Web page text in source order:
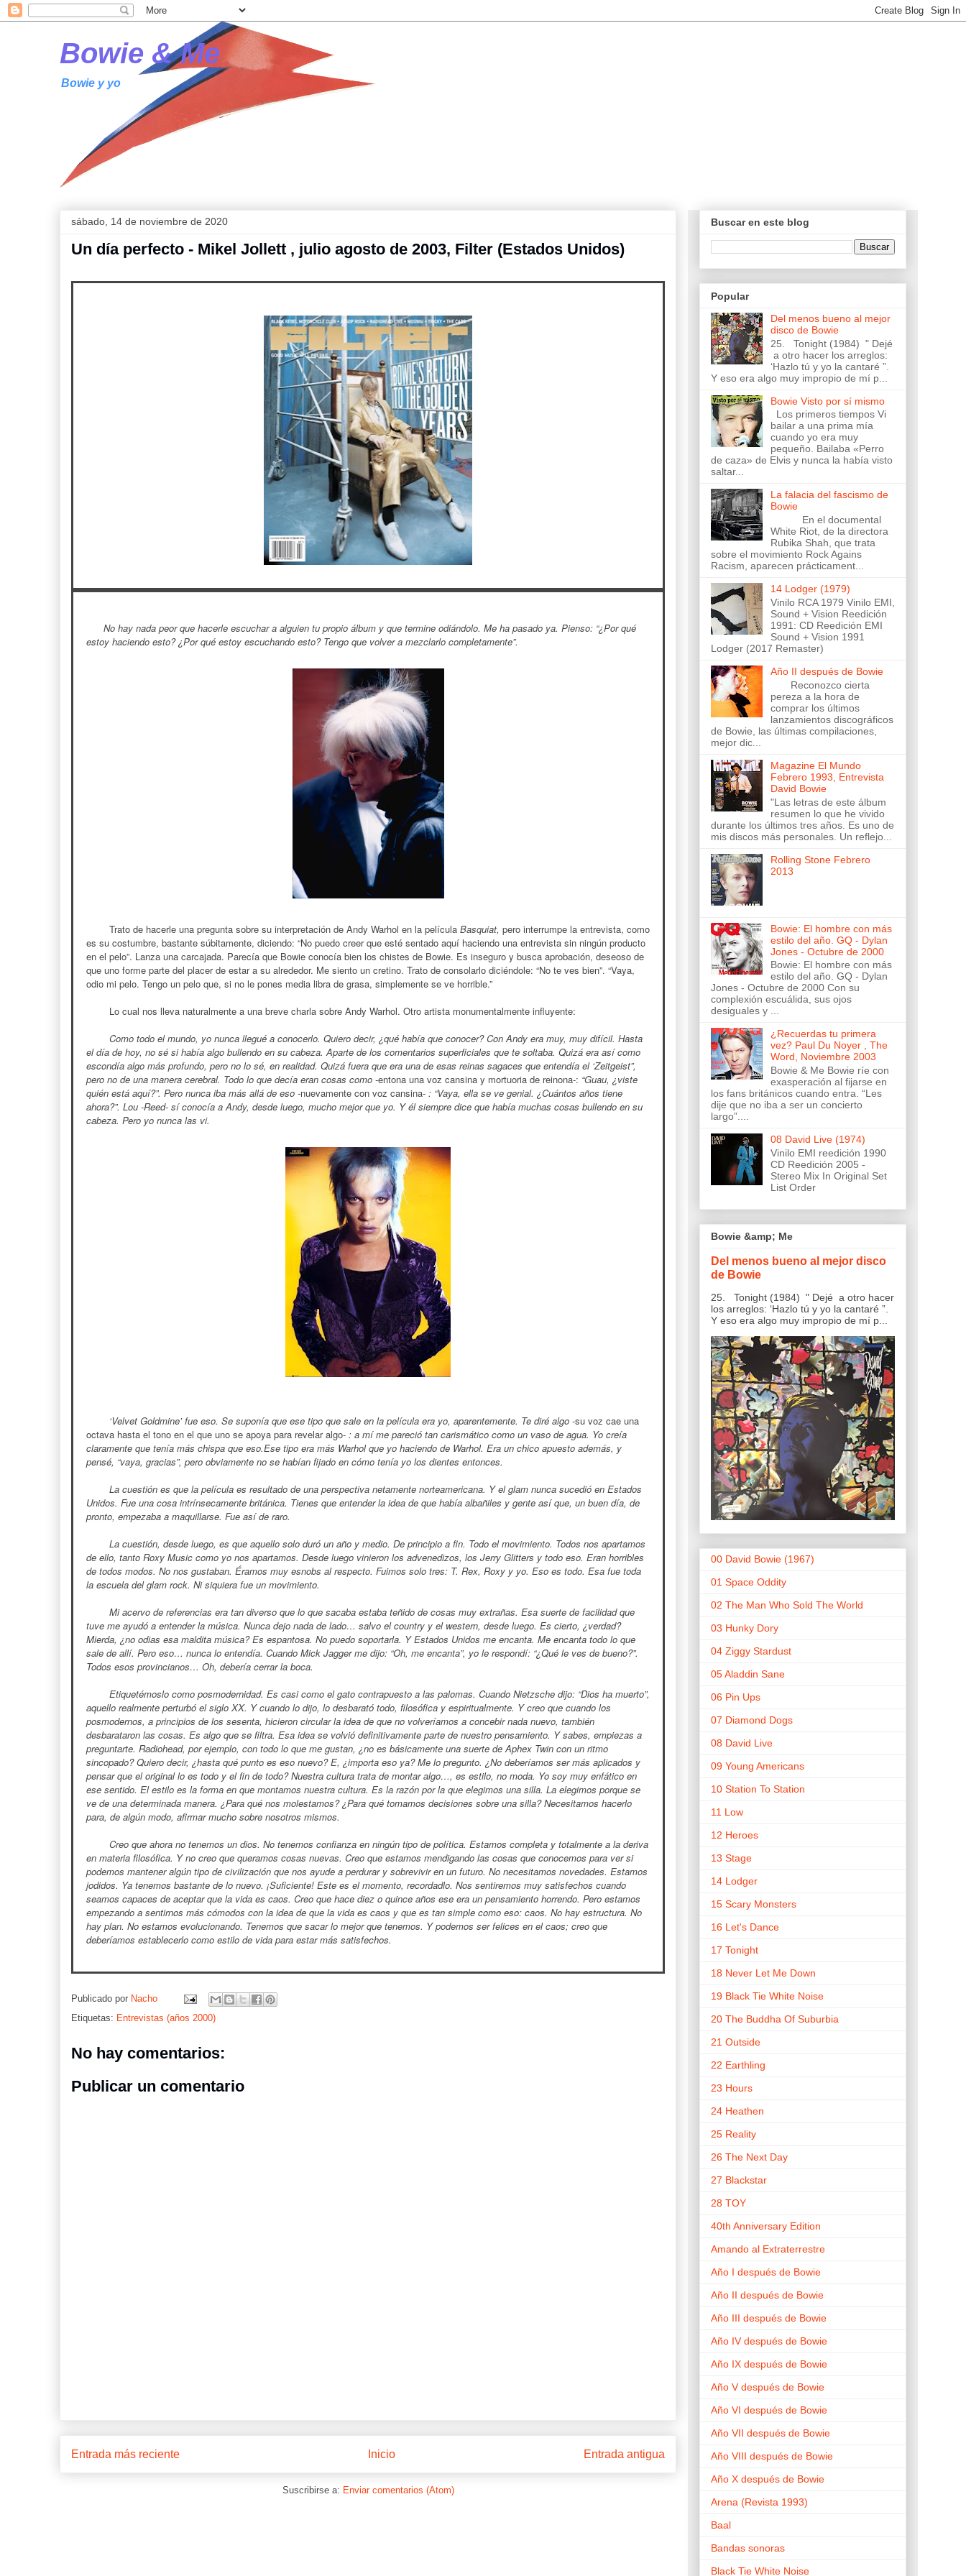
Bowie & Me
Bowie y yo
sábado, 14 de noviembre de 2020
Un día perfecto - Mikel Jollett , julio agosto de 2003, Filter (Estados Unidos)
No hay nada peor que hacerle escuchar a alguien tu propio álbum y que termine odiándolo. Me ha pasado ya. Pienso: “¿Por qué
estoy haciendo esto? ¿Por qué estoy escuchando esto? Tengo que volver a mezclarlo completamente”.
Trato de hacerle una pregunta sobre su interpretación de Andy Warhol en la película Basquiat, pero interrumpe la entrevista, como
es su costumbre, bastante súbitamente, diciendo: “No puedo creer que esté sentado aquí haciendo una entrevista sin ningún producto
en el pelo”. Lanza una carcajada. Parecía que Bowie conocía bien los chistes de Bowie. Es inseguro y busca aprobación, deseoso de
que uno forme parte del placer de estar a su alrededor. Me siento un cretino. Trato de consolarlo diciéndole: “No te ves bien”. “Vaya,
odio mi pelo. Tengo un pelo que, si no le pones media libra de grasa, simplemente se ve horrible.”
Lo cual nos lleva naturalmente a una breve charla sobre Andy Warhol. Otro artista monumentalmente influyente:
Como todo el mundo, yo nunca llegué a conocerlo. Quiero decir, ¿qué había que conocer? Con Andy era muy, muy difícil. Hasta
el día de hoy, no sé si había algo bullendo en su cabeza. Aparte de los comentarios superficiales que te soltaba. Quizá era así como
escondía algo más profundo, pero no lo sé, en realidad. Quizá fuera que era una de esas reinas sagaces que entendía el ‘Zeitgeist”,
pero no de una manera cerebral. Todo lo que decía eran cosas como -entona una voz cansina y mortuoria de reinona-: “Guau, ¿viste
quién está aquí?”. Pero nunca iba más allá de eso -nuevamente con voz cansina- : “Vaya, ella se ve genial. ¿Cuántos años tiene
ahora?”. Lou -Reed- sí conocía a Andy, desde luego, mucho mejor que yo. Y él siempre dice que había muchas cosas bullendo en su
cabeza. Pero yo nunca las vi.
‘Velvet Goldmine’ fue eso. Se suponía que ese tipo que sale en la película era yo, aparentemente. Te diré algo -su voz cae una
octava hasta el tono en el que uno se apoya para revelar algo- : a mí me pareció tan carismático como un vaso de agua. Yo creía
claramente que tenía más chispa que eso.Ese tipo era más Warhol que yo haciendo de Warhol. Era un chico apuesto además, y
pensé, “vaya, gracias”, pero obviamente no se habían fijado en cómo tenía yo los dientes entonces.
La cuestión es que la película es resultado de una perspectiva netamente norteamericana. Y el glam nunca sucedió en Estados
Unidos. Fue una cosa intrínsecamente británica. Tienes que entender la idea de que había albañiles y gente así que, un buen día, de
pronto, empezaba a maquillarse. Fue así de raro.
La cuestión, desde luego, es que aquello solo duró un año y medio. De principio a fin. Todo el movimiento. Todos nos apartamos
de ello, tanto Roxy Music como yo nos apartamos. Desde luego vinieron los advenedizos, los Jerry Glitters y todo eso. Eran horribles
de todos modos. No nos gustaban. Éramos muy esnobs al respecto. Fuimos solo tres: T. Rex, Roxy y yo. Eso es todo. Esa fue toda
la escuela del glam rock. Ni siquiera fue un movimiento.
Mi acervo de referencias era tan diverso que lo que sacaba estaba teñido de cosas muy extrañas. Esa suerte de facilidad que
tuve me ayudó a entender la música. Nunca dejo nada de lado… salvo el country y el western, desde luego. Es cierto, ¿verdad?
Mierda, ¿no odias esa maldita música? Es espantosa. No puedo soportarla. Y Estados Unidos me encanta. Me encanta todo lo que
sale de allí. Pero eso… nunca lo entendía. Cuando Mick Jagger me dijo: “Oh, me encanta”, yo le respondí: “¿Qué le ves de bueno?”.
Todos esos provincianos… Oh, debería cerrar la boca.
Etiquetémoslo como posmodernidad. Es casi como el gato contrapuesto a las palomas. Cuando Nietzsche dijo: “Dios ha muerto”,
aquello realmente perturbó el siglo XX. Y cuando lo dijo, lo desbarató todo, filosófica y espiritualmente. Y creo que cuando los
posmodernos, a principios de los sesenta, hicieron circular la idea de que no volveríamos a concebir nada nuevo, también
desbarataron las cosas. Es algo que se filtra. Esa idea se volvió definitivamente parte de nuestro pensamiento. Y sabes, empiezas a
preguntarte. Radiohead, por ejemplo, con todo lo que me gustan, ¿no es básicamente una suerte de Aphex Twin con un ritmo
sincopado? Quiero decir, ¿hasta qué punto es eso nuevo? E, ¿importa eso ya? Me lo pregunto. ¿No deberíamos ser más aplicados y
pensar que el original lo es todo y el fin de todo? Nuestra cultura trata de montar algo…, es estilo, no moda. Yo soy muy enfático en
ese sentido. El estilo es la forma en que montamos nuestra cultura. Es la razón por la que elegimos una silla. La elegimos porque se
ve de una determinada manera. ¿Para qué nos molestamos? ¿Para qué tomamos decisiones sobre una silla? Necesitamos hacerlo
para, de algún modo, afirmar mucho sobre nosotros mismos.
Creo que ahora no tenemos un dios. No tenemos confianza en ningún tipo de política. Estamos completa y totalmente a la deriva
en materia filosófica. Y no creo que queramos cosas nuevas. Creo que estamos mendigando las cosas que conocemos para ver si
podemos mantener algún tipo de civilización que nos ayude a perdurar y sobrevivir en un futuro. No necesitamos novedades. Estamos
jodidos. Ya tenemos bastante de lo nuevo. ¡Suficiente! Este es el momento, recordadlo. Nos sentiremos muy satisfechos cuando
seamos capaces de aceptar que la vida es caos. Creo que hace diez o quince años ese era un pensamiento horrendo. Pero estamos
empezando a sentirnos más cómodos con la idea de que la vida es caos y que es tan simple como eso: caos. No hay estructura. No
hay plan. No estamos evolucionando. Tenemos que sacar lo mejor que tenemos. Y podemos ser felices en el caos; creo que
deberíamos establecerlo como estilo de vida para estar más satisfechos.
Publicado por Nacho
Etiquetas: Entrevistas (años 2000)
No hay comentarios:
Publicar un comentario
Entrada más reciente Entrada antigua
Inicio
Suscribirse a: Enviar comentarios (Atom)
Buscar en este blog
Popular
Del menos bueno al mejor
disco de Bowie
25. Tonight (1984) " Dejé
a otro hacer los arreglos:
‘Hazlo tú y yo la cantaré ”.
Y eso era algo muy impropio de mí p...
Bowie Visto por sí mismo
Los primeros tiempos Vi
bailar a una prima mía
cuando yo era muy
pequeño. Bailaba «Perro
de caza» de Elvis y nunca la había visto
saltar...
La falacia del fascismo de
Bowie
En el documental
White Riot, de la directora
Rubika Shah, que trata
sobre el movimiento Rock Agains
Racism, aparecen prácticament...
14 Lodger (1979)
Vinilo RCA 1979 Vinilo EMI,
Sound + Vision Reedición
1991: CD Reedición EMI
Sound + Vision 1991
Lodger (2017 Remaster)
Año II después de Bowie
Reconozco cierta
pereza a la hora de
comprar los últimos
lanzamientos discográficos
de Bowie, las últimas compilaciones,
mejor dic...
Magazine El Mundo
Febrero 1993, Entrevista
David Bowie
"Las letras de este álbum
resumen lo que he vivido
durante los últimos tres años. Es uno de
mis discos más personales. Un reflejo...
Rolling Stone Febrero
2013
Bowie: El hombre con más
estilo del año. GQ - Dylan
Jones - Octubre de 2000
Bowie: El hombre con más
estilo del año. GQ - Dylan
Jones - Octubre de 2000 Con su
complexión escuálida, sus ojos
desiguales y ...
¿Recuerdas tu primera
vez? Paul Du Noyer , The
Word, Noviembre 2003
Bowie & Me Bowie ríe con
exasperación al fijarse en
los fans británicos cuando entra. “Les
dije que no iba a ser un concierto
largo”....
08 David Live (1974)
Vinilo EMI reedición 1990
CD Reedición 2005 -
Stereo Mix In Original Set
List Order
Bowie &amp; Me
Del menos bueno al mejor disco
de Bowie
25. Tonight (1984) " Dejé a otro hacer
los arreglos: ‘Hazlo tú y yo la cantaré ”.
Y eso era algo muy impropio de mí p...
00 David Bowie (1967)
01 Space Oddity
02 The Man Who Sold The World
03 Hunky Dory
04 Ziggy Stardust
05 Aladdin Sane
06 Pin Ups
07 Diamond Dogs
08 David Live
09 Young Americans
10 Station To Station
11 Low
12 Heroes
13 Stage
14 Lodger
15 Scary Monsters
16 Let's Dance
17 Tonight
18 Never Let Me Down
19 Black Tie White Noise
20 The Buddha Of Suburbia
21 Outside
22 Earthling
23 Hours
24 Heathen
25 Reality
26 The Next Day
27 Blackstar
28 TOY
40th Anniversary Edition
Amando al Extraterrestre
Año I después de Bowie
Año II después de Bowie
Año III después de Bowie
Año IV después de Bowie
Año IX después de Bowie
Año V después de Bowie
Año VI después de Bowie
Año VII después de Bowie
Año VIII después de Bowie
Año X después de Bowie
Arena (Revista 1993)
Baal
Bandas sonoras
Black Tie White Noise